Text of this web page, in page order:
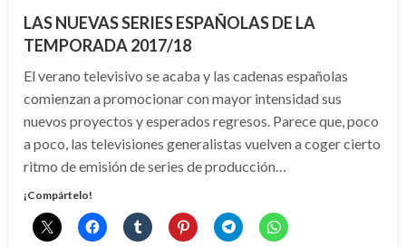
LAS NUEVAS SERIES ESPAÑOLAS DE LA
TEMPORADA 2017/18
El verano televisivo se acaba y las cadenas españolas
comienzan a promocionar con mayor intensidad sus
nuevos proyectos y esperados regresos. Parece que, poco
a poco, las televisiones generalistas vuelven a coger cierto
ritmo de emisión de series de producción…
¡Compártelo!